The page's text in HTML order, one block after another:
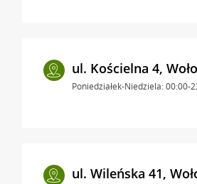
ul. Kościelna 4,
Poniedziałek-Niedziela: 00:00-
ul. Wileńska 41,